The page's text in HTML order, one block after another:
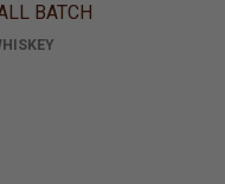
BATCH